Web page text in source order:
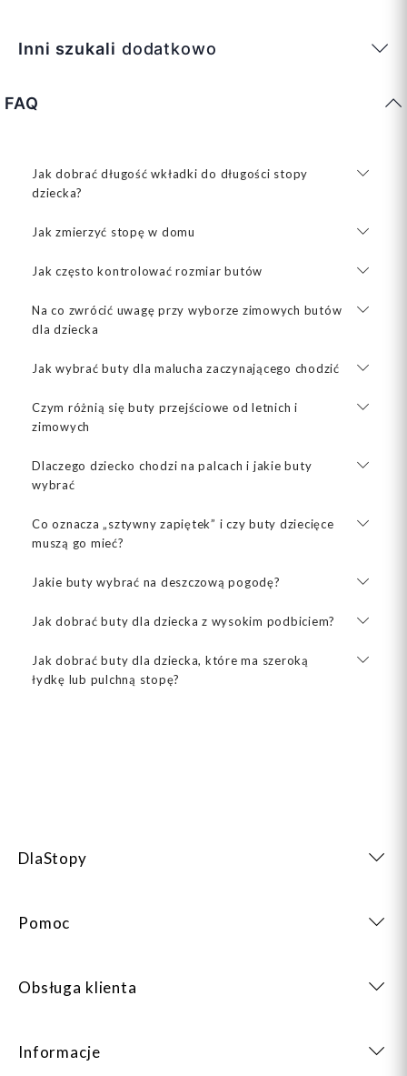
Inni szukali dodatkowo
FAQ
Jak dobrać długość wkładki do długości stopy
dziecka?
Jak zmierzyć stopę w domu
Jak często kontrolować rozmiar butów
Na co zwrócić uwagę przy wyborze zimowych butów
dla dziecka
Jak wybrać buty dla malucha zaczynającego chodzić
Czym różnią się buty przejściowe od letnich i
zimowych
Dlaczego dziecko chodzi na palcach i jakie buty
wybrać
Co oznacza „sztywny zapiętek” i czy buty dziecięce
muszą go mieć?
Jakie buty wybrać na deszczową pogodę?
Jak dobrać buty dla dziecka z wysokim podbiciem?
Jak dobrać buty dla dziecka, które ma szeroką
łydkę lub pulchną stopę?
DlaStopy
Pomoc
Obsługa klienta
Informacje